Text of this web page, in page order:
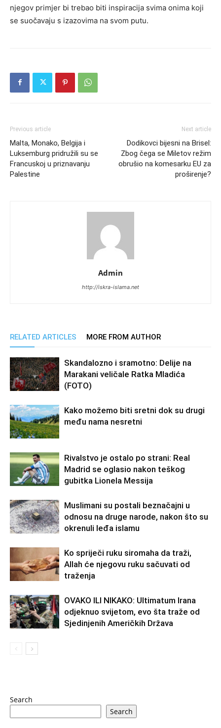
njegov primjer bi trebao biti inspiracija svima onima koji
se suočavaju s izazovima na svom putu.
Previous article
Malta, Monako, Belgija i
Luksemburg pridružili su se
Francuskoj u priznavanju
Palestine
Next article
Dodikovci bijesni na Brisel:
Zbog čega se Miletov režim
obrušio na komesarku EU za
proširenje?
Admin
http://iskra-islama.net
RELATED ARTICLES MORE FROM AUTHOR
Skandalozno i sramotno: Delije na
Marakani veličale Ratka Mladića
(FOTO)
Kako možemo biti sretni dok su drugi
među nama nesretni
Rivalstvo je ostalo po strani: Real
Madrid se oglasio nakon teškog
gubitka Lionela Messija
Muslimani su postali beznačajni u
odnosu na druge narode, nakon što su
okrenuli leđa islamu
Ko spriječi ruku siromaha da traži,
Allah će njegovu ruku sačuvati od
traženja
OVAKO ILI NIKAKO: Ultimatum Irana
odjeknuo svijetom, evo šta traže od
Sjedinjenih Američkih Država
Search
Search